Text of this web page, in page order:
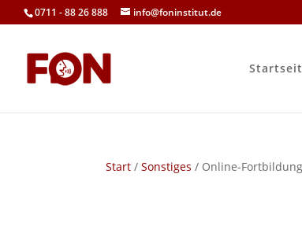
0711 - 88 26 888 info@foninstitut.de
Start /Sonstiges / Online-